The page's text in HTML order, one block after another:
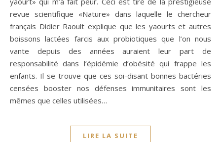
revue scientifique «Nature» dans laquelle le chercheur
français Didier Raoult explique que les yaourts et autres
boissons lactées farcis aux probiotiques que l’on nous
vante depuis des années auraient leur part de
responsabilité dans l’épidémie d’obésité qui frappe les
enfants. Il se trouve que ces soi-disant bonnes bactéries
censées booster nos défenses immunitaires sont les
mêmes que celles utilisées…
LIRE LA SUITE